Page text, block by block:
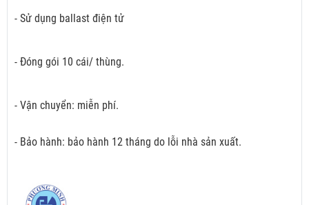
- Sử dụng ballast điện tử
- Đóng gói 10 cái/ thùng.
- Vận chuyển: miễn phí.
- Bảo hành: bảo hành 12 tháng do lỗi nhà sản xuất.